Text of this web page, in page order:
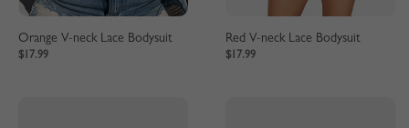
Orange V-neck Lace Bodysuit
$17.99
Red V-neck Lace Bodysuit
$17.99